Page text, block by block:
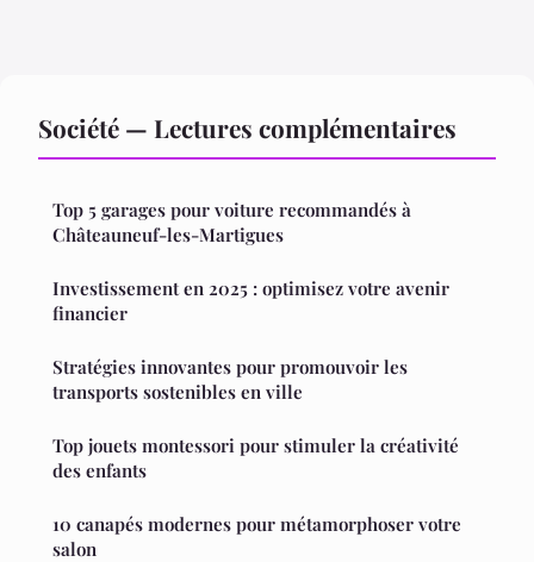
Société — Lectures complémentaires
Top 5 garages pour voiture recommandés à
Châteauneuf-les-Martigues
Investissement en 2025 : optimisez votre avenir
financier
Stratégies innovantes pour promouvoir les
transports sostenibles en ville
Top jouets montessori pour stimuler la créativité
des enfants
10 canapés modernes pour métamorphoser votre
salon